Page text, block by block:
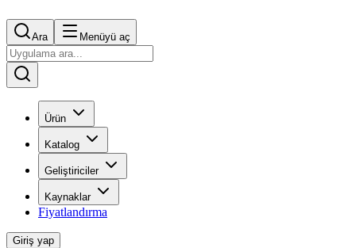
Ara Menüyü aç
Ürün
Katalog
Geliştiriciler
Kaynaklar
Fiyatlandırma
Giriş yap